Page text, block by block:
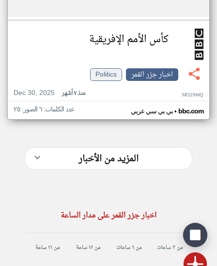
كأس الأمم الإفريقية
اخبار جزر القمر
Politics
Dec 30, 2025
منذ ٧ أشهر MO29MQ
بي بي سي عربي• bbc.com عدد الكلمات: ٦ الصور: ٢٥
المزيد من الأخبار
اخبار جزر القمر على مدار الساعة
من ٣ ساعات من ٦ ساعات من ١٢ ساعة من ١٦ ساعة